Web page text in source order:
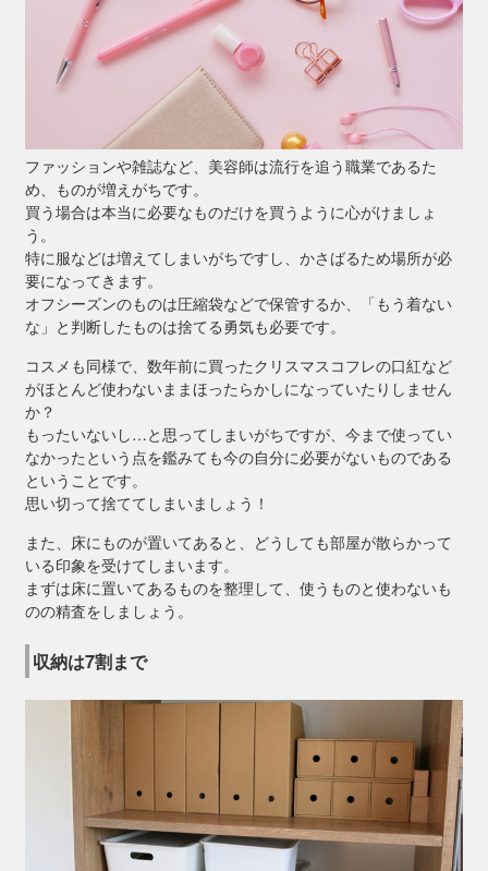
ファッションや雑誌など、美容師は流行を追う職業であるた
め、ものが増えがちです。
買う場合は本当に必要なものだけを買うように心がけましょ
う。
特に服などは増えてしまいがちですし、かさばるため場所が必
要になってきます。
オフシーズンのものは圧縮袋などで保管するか、「もう着ない
な」と判断したものは捨てる勇気も必要です。
コスメも同様で、数年前に買ったクリスマスコフレの口紅など
がほとんど使わないままほったらかしになっていたりしません
か？
もったいないし…と思ってしまいがちですが、今まで使ってい
なかったという点を鑑みても今の自分に必要がないものである
ということです。
思い切って捨ててしまいましょう！
また、床にものが置いてあると、どうしても部屋が散らかって
いる印象を受けてしまいます。
まずは床に置いてあるものを整理して、使うものと使わないも
のの精査をしましょう。
収納は7割まで